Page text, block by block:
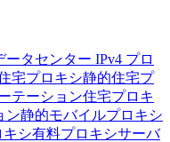
ータセンター IPv4 プロ
宅プロキシ静的住宅プ
テーション住宅プロキ
ン静的モバイルプロキシ
キシ有料プロキシサーバ